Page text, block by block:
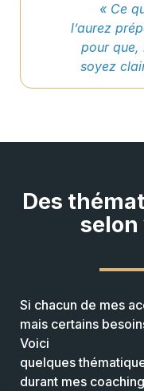
« Ce
l’aurez
pour que,
soyez
Des
Si chacun de mes
mais certains
Voici
quelques
durant mes